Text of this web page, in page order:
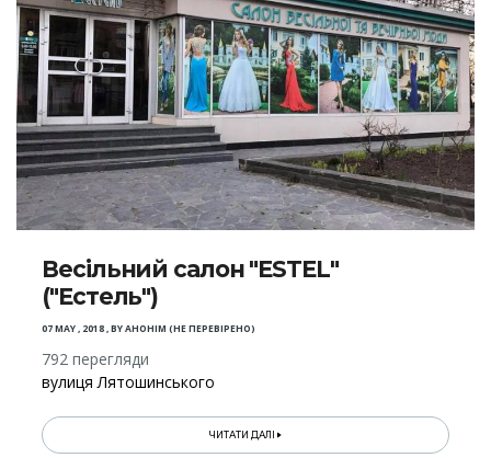
Весільний салон "ESTEL"
("Естель")
07 MAY , 2018,BYАНОНІМ (НЕ ПЕРЕВІРЕНО)
792 перегляди
вулиця Лятошинського
ЧИТАТИ ДАЛІ